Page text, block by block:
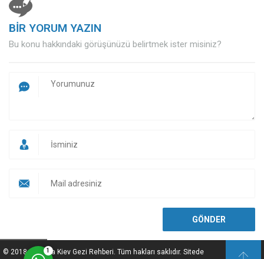
BİR YORUM YAZIN
Bu konu hakkındaki görüşünüzü belirtmek ister misiniz?
© 2018 Ukrayna Kiev Gezi Rehberi. Tüm hakları saklıdır. Sitede
1